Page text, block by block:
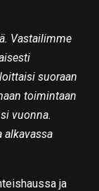
Vastailimme
suoraan
toimintaan
vuonna.
alkavassa
ja